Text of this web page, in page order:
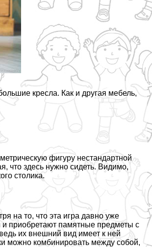
кресла. Как и другая мебель,
фигуру нестандартной
что здесь нужно сидеть. Видимо,
столика.
на то, что эта игра давно уже
и приобретают памятные предметы с
их внешний вид имеет к ней
можно комбинировать между собой,